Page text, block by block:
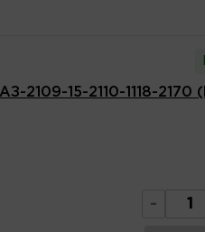
2109-15-2110-1118-2170
-